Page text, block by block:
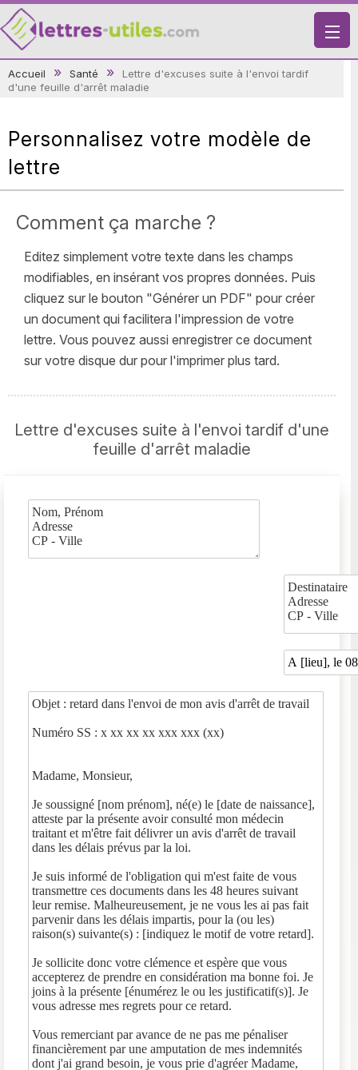
X
VIE PRATIQUE
LETTRES DE MOTIVATION
Accueil Santé
Lettre d'excuses suite à l'envoi tardif
d'une feuille d'arrêt maladie
Personnalisez votre modèle de
lettre
Comment ça marche ?
Editez simplement votre texte dans les champs
modifiables, en insérant vos propres données. Puis
cliquez sur le bouton "Générer un PDF" pour créer
un document qui facilitera l'impression de votre
lettre. Vous pouvez aussi enregistrer ce document
sur votre disque dur pour l'imprimer plus tard.
Lettre d'excuses suite à l'envoi tardif d'une
feuille d'arrêt maladie